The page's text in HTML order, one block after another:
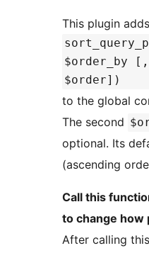
This plugin
$order_by
$order])
to the global
The second
optional. Its
(ascending
Call this
to change how
After calling